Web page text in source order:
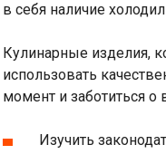
в себя наличие
Кулинарные изделия,
использовать
момент и заботиться о
Изучить